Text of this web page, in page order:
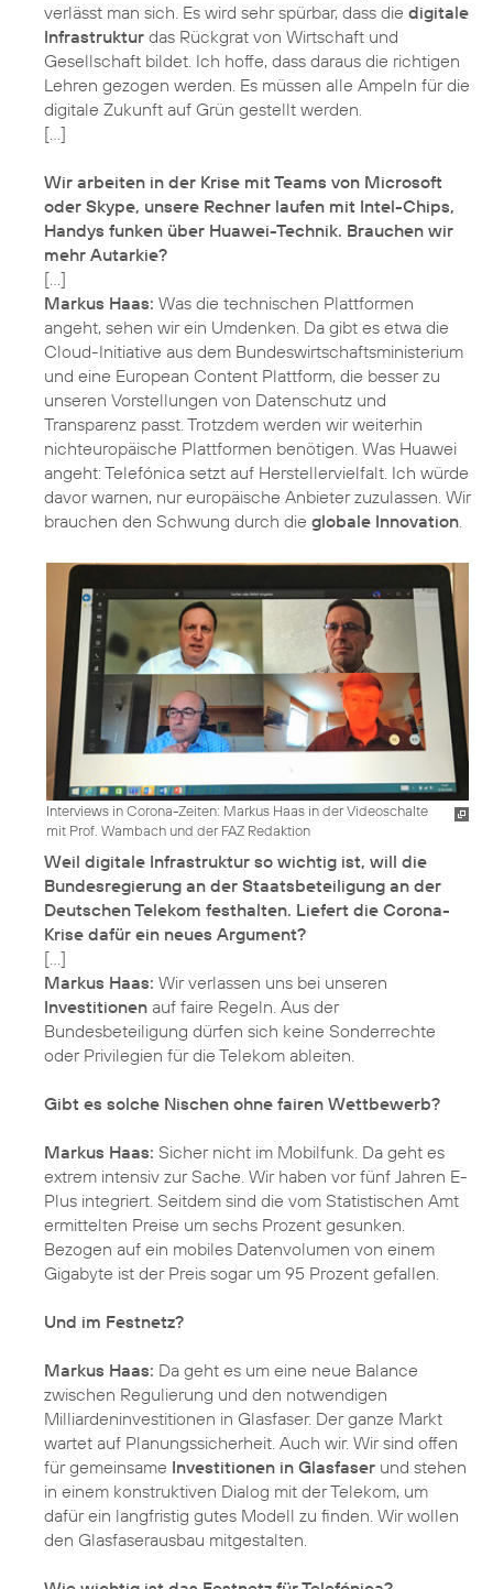
verlässt man sich. Es wird sehr spürbar, dass die digitale
Infrastruktur das Rückgrat von Wirtschaft und
Gesellschaft bildet. Ich hoffe, dass daraus die richtigen
Lehren gezogen werden. Es müssen alle Ampeln für die
digitale Zukunft auf Grün gestellt werden.
[…]
Wir arbeiten in der Krise mit Teams von Microsoft
oder Skype, unsere Rechner laufen mit Intel-Chips,
Handys funken über Huawei-Technik. Brauchen wir
mehr Autarkie?
Markus Haas: Was die technischen Plattformen
angeht, sehen wir ein Umdenken. Da gibt es etwa die
Cloud-Initiative aus dem Bundeswirtschaftsministerium
und eine European Content Plattform, die besser zu
unseren Vorstellungen von Datenschutz und
Transparenz passt. Trotzdem werden wir weiterhin
nichteuropäische Plattformen benötigen. Was Huawei
angeht: Telefónica setzt auf Herstellervielfalt. Ich würde
davor warnen, nur europäische Anbieter zuzulassen. Wir
brauchen den Schwung durch die globale Innovation
Interviews in Corona-Zeiten: Markus Haas in der Videoschalte
mit Prof. Wambach und der FAZ Redaktion
Weil digitale Infrastruktur so wichtig ist, will die
Bundesregierung an der Staatsbeteiligung an der
Deutschen Telekom festhalten. Liefert die Corona-
Krise dafür ein neues Argument?
Markus Haas: Wir verlassen uns bei unseren
Investitionen auf faire Regeln. Aus der
Bundesbeteiligung dürfen sich keine Sonderrechte
oder Privilegien für die Telekom ableiten.
Gibt es solche Nischen ohne fairen Wettbewerb?
Markus Haas: Sicher nicht im Mobilfunk. Da geht es
extrem intensiv zur Sache. Wir haben vor fünf Jahren E-
Plus integriert. Seitdem sind die vom Statistischen Amt
ermittelten Preise um sechs Prozent gesunken.
Bezogen auf ein mobiles Datenvolumen von einem
Gigabyte ist der Preis sogar um 95 Prozent gefallen.
Und im Festnetz?
Markus Haas: Da geht es um eine neue Balance
zwischen Regulierung und den notwendigen
Milliardeninvestitionen in Glasfaser. Der ganze Markt
wartet auf Planungssicherheit. Auch wir. Wir sind offen
für gemeinsame Investitionen in Glasfaser und stehen
in einem konstruktiven Dialog mit der Telekom, um
dafür ein langfristig gutes Modell zu finden. Wir wollen
den Glasfaserausbau mitgestalten.